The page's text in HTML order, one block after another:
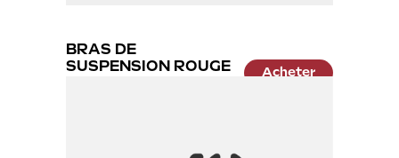
BRAS DE
SUSPENSION ROUGE
Acheter